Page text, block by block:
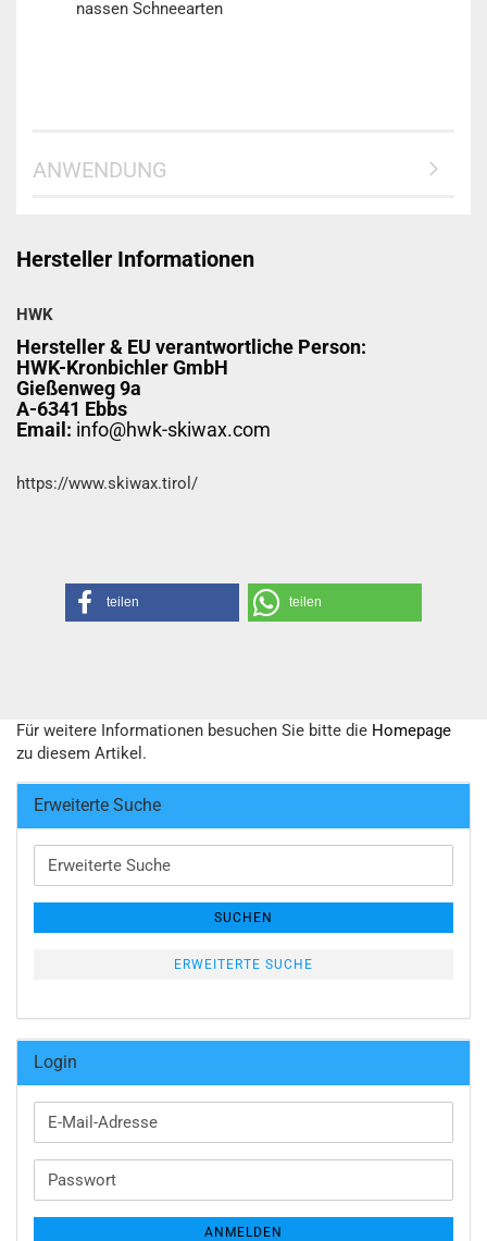
nassen Schneearten
ANWENDUNG
Hersteller Informationen
HWK
Hersteller & EU verantwortliche Person:
HWK-Kronbichler GmbH
Gießenweg 9a
A-6341 Ebbs
Email: info@hwk-skiwax.com
https://www.skiwax.tirol/
teilen teilen
Für weitere Informationen besuchen Sie bitte die Homepage
zu diesem Artikel.
Erweiterte Suche
Erweiterte
Suche
SUCHEN
ERWEITERTE SUCHE
Login
E-
Mail-
Passwort
ANMELDEN